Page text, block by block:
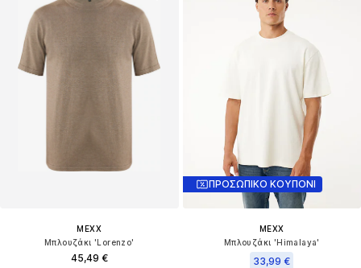
MEXX
Μπλουζάκι 'Lorenzo'
45,49 €
ΠΡΟΣΩΠΙΚΟ ΚΟΥΠΟΝΙ
MEXX
Μπλουζάκι 'Himalaya'
33,99 €